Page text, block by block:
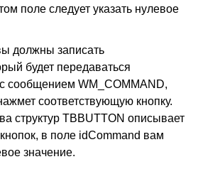
поле следует указать нулевое
должны записать
будет передаваться
сообщением WM_COMMAND,
соответствующую кнопку.
структур TBBUTTON описывает
в поле idCommand вам
значение.